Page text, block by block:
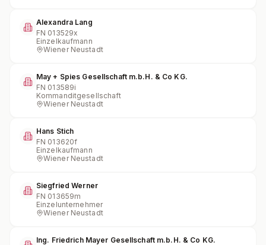
Alexandra Lang
FN 013529x
Einzelkaufmann
Wiener Neustadt
May + Spies Gesellschaft m.b.H. & Co KG.
FN 013589i
Kommanditgesellschaft
Wiener Neustadt
Hans Stich
FN 013620f
Einzelkaufmann
Wiener Neustadt
Siegfried Werner
FN 013659m
Einzelunternehmer
Wiener Neustadt
Ing. Friedrich Mayer Gesellschaft m.b.H. & Co KG.